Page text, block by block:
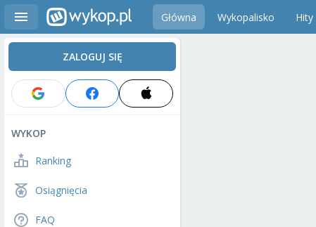
Główna Wykopalisko Hity
ZALOGUJ SIĘ
WYKOP
Ranking
Osiągnięcia
FAQ